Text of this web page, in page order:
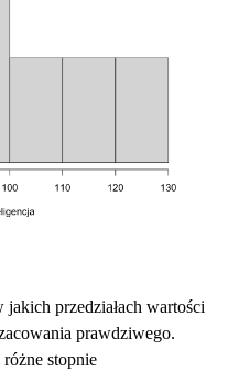
przedziałach wartości
prawdziwego.
stopnie